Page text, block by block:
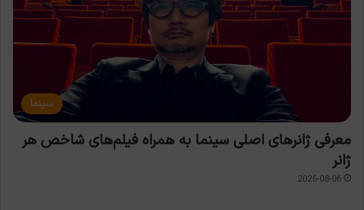
سینما
معرفی ژانرهای اصلی سینما به همراه فیلم‌های شاخص هر
ژانر
2026-08-06